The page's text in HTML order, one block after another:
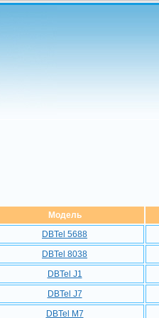
Модель
DBTel 5688
DBTel 8038
DBTel J1
DBTel J7
DBTel M7